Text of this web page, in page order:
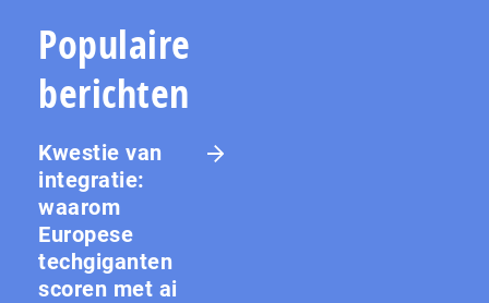
Populaire
berichten
Kwestie van
integratie:
waarom
Europese
techgiganten
scoren met ai